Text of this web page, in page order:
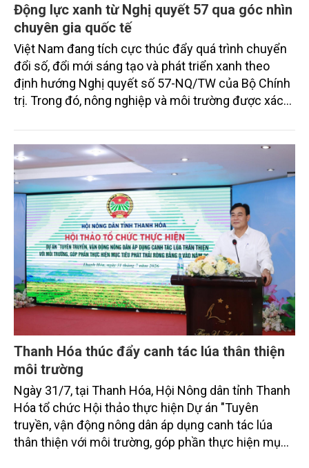
Động lực xanh từ Nghị quyết 57 qua góc nhìn
chuyên gia quốc tế
Việt Nam đang tích cực thúc đẩy quá trình chuyển
đổi số, đổi mới sáng tạo và phát triển xanh theo
định hướng Nghị quyết số 57-NQ/TW của Bộ Chính
trị. Trong đó, nông nghiệp và môi trường được xác
sắc bởi các tiến bộ công nghệ và cam kết bền vững
toàn cầu, đặc biệt là mục tiêu đưa phát thải ròng
bằng 0 (Net-Zero) vào năm 2050.
Thanh Hóa thúc đẩy canh tác lúa thân thiện
môi trường
Ngày 31/7, tại Thanh Hóa, Hội Nông dân tỉnh Thanh
Hóa tổ chức Hội thảo thực hiện Dự án "Tuyên
truyền, vận động nông dân áp dụng canh tác lúa
thân thiện với môi trường, góp phần thực hiện mục